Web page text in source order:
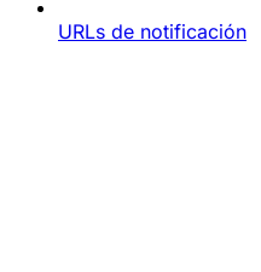
URLs de notificación